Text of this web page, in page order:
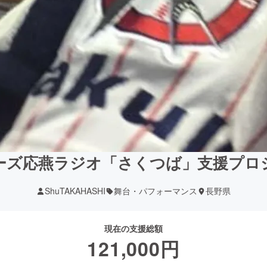
ズ応燕ラジオ「さくつば」支援プロ
ShuTAKAHASHI 舞台・パフォーマンス 長野県
現在の支援総額
121,000円